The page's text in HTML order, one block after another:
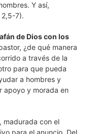
Y así,
7).
de Dios con los
¿de qué manera
a través de la
para que pueda
a hombres y
apoyo y morada en
madurada con el
para el anuncio. Del